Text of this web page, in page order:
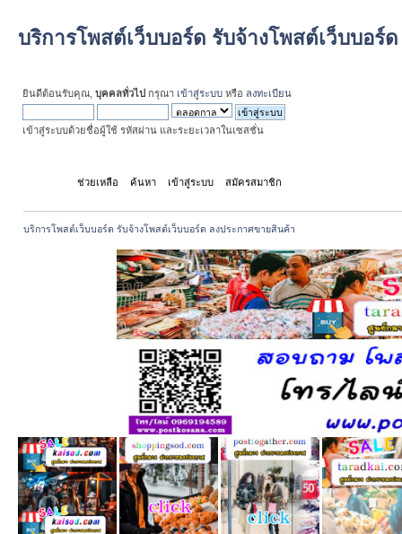
บริการโพสต์เว็บบอร์ด รับจ้างโพสต์เว็บบอร์
ยินดีต้อนรับคุณ, บุคคลทั่วไป กรุณา เข้าสู่ระบบ หรือ ลงทะเบียน
เข้าสู่ระบบด้วยชื่อผู้ใช้ รหัสผ่าน และระยะเวลาในเซสชั่น
ช่วยเหลือ ค้นหา เข้าสู่ระบบ สมัครสมาชิก
บริการโพสต์เว็บบอร์ด รับจ้างโพสต์เว็บบอร์ด ลงประกาศขายสินค้า